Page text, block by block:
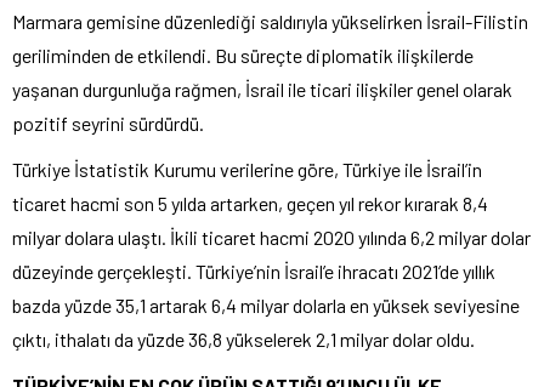
Marmara gemisine düzenlediği saldırıyla yükselirken İsrail-Filistin
geriliminden de etkilendi. Bu süreçte diplomatik ilişkilerde
yaşanan durgunluğa rağmen, İsrail ile ticari ilişkiler genel olarak
pozitif seyrini sürdürdü.
Türkiye İstatistik Kurumu verilerine göre, Türkiye ile İsrail’in
ticaret hacmi son 5 yılda artarken, geçen yıl rekor kırarak 8,4
milyar dolara ulaştı. İkili ticaret hacmi 2020 yılında 6,2 milyar dolar
düzeyinde gerçekleşti. Türkiye’nin İsrail’e ihracatı 2021’de yıllık
bazda yüzde 35,1 artarak 6,4 milyar dolarla en yüksek seviyesine
çıktı, ithalatı da yüzde 36,8 yükselerek 2,1 milyar dolar oldu.